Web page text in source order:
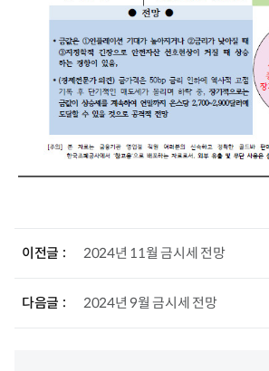
이전글 2024년 11월 금시세 전망
다음글 2024년 9월 금시세 전망